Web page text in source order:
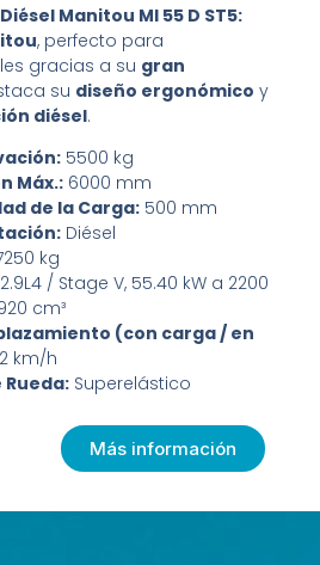
Manitou MI 55 D ST5:
, perfecto para
gracias a su gran
su diseño ergonómico y
diésel.
5500 kg
Máx.: 6000 mm
de la Carga: 500 mm
Diésel
kg
/ Stage V, 55.40 kW a 2200
cm³
(con carga / en
km/h
Superelástico
Más información